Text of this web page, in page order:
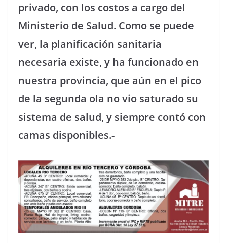
privado, con los costos a cargo del
Ministerio de Salud. Como se puede
ver, la planificación sanitaria
necesaria existe, y ha funcionado en
nuestra provincia, que aún en el pico
de la segunda ola no vio saturado su
sistema de salud, y siempre contó con
camas disponibles.-